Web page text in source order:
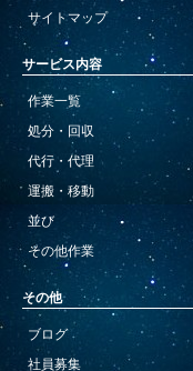
サイトマップ
サービス内容
作業一覧
処分・回収
代行・代理
運搬・移動
並び
その他作業
その他
ブログ
社員募集